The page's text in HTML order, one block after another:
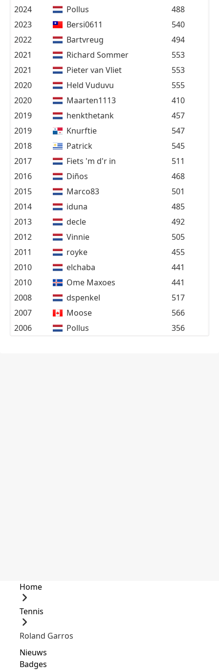
2024
Pollus
488
2023
Bersi0611
540
2022
Bartvreug
494
2021
Richard Sommer
553
2021
Pieter van Vliet
553
2020
Held Vuduvu
555
2020
Maarten1113
410
2019
henkthetank
457
2019
Knurftie
547
2018
Patrick
545
2017
Fiets 'm d'r in
511
2016
Diños
468
2015
Marco83
501
2014
iduna
485
2013
decle
492
2012
Vinnie
505
2011
royke
455
2010
elchaba
441
2010
Ome Maxoes
441
2008
dspenkel
517
2007
Moose
566
2006
Pollus 356
Home
Tennis
Roland Garros
Nieuws
Badges